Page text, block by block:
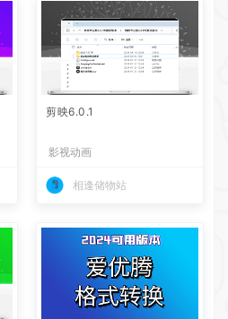
剪映6.0.1
影视动画
相逢储物站